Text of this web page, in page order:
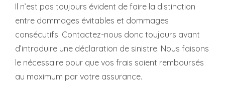
Il n’est pas toujours évident de faire la distinction
entre dommages évitables et dommages
consécutifs. Contactez-nous donc toujours avant
d’introduire une déclaration de sinistre. Nous faisons
le nécessaire pour que vos frais soient remboursés
au maximum par votre assurance.